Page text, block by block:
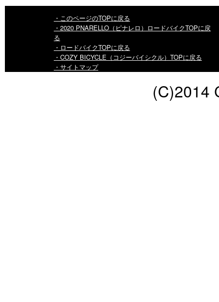
・このページのTOPに戻る
・2020 PNARELLO（ピナレロ）ロードバイクTOPに戻
る
・ロードバイクTOPに戻る
・COZY BICYCLE（コジーバイシクル）TOPに戻る
・サイトマップ
(C)2014